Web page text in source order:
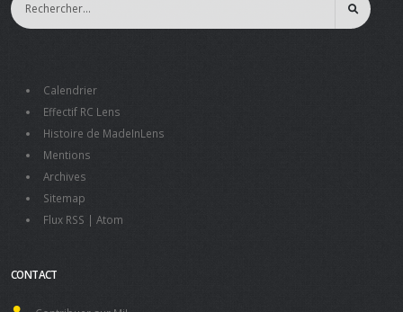
Calendrier
Effectif RC Lens
Histoire de MadeInLens
Mentions
Archives
Sitemap
Flux RSS | Atom
CONTACT